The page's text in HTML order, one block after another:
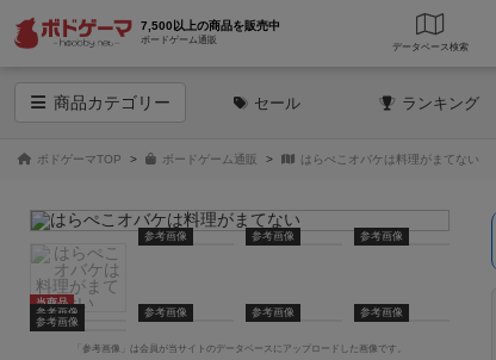
7,500以上の商品を販売中
ボードゲーム通販
データベース
商品カテゴリー セール ランキング
ボドゲーマTOP ボードゲーム通販 はらぺこオバケは料理がまてない
当商品
参考画像 参考画像 参考画像
参考画像 参考画像 参考画像
参考画像
参考画像
「参考画像」は会員が当サイトのデータベースにアップロードした画像です。